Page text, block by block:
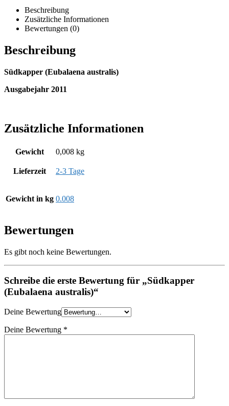
Beschreibung
Zusätzliche Informationen
Bewertungen (0)
Beschreibung
Südkapper (Eubalaena australis)
Ausgabejahr 2011
Zusätzliche Informationen
Gewicht 0,008 kg
Lieferzeit 2-3 Tage
Gewicht in kg 0.008
Bewertungen
Es gibt noch keine Bewertungen.
Schreibe die erste Bewertung für „Südkapper
(Eubalaena australis)“
Deine Bewertung
Deine Bewertung *